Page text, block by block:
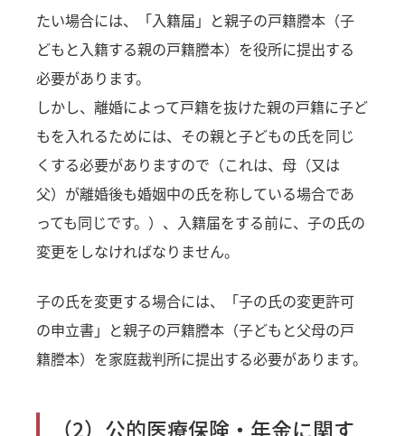
たい場合には、「入籍届」と親子の戸籍謄本（子
どもと入籍する親の戸籍謄本）を役所に提出する
必要があります。
しかし、離婚によって戸籍を抜けた親の戸籍に子ど
もを入れるためには、その親と子どもの氏を同じ
くする必要がありますので（これは、母（又は
父）が離婚後も婚姻中の氏を称している場合であ
っても同じです。）、入籍届をする前に、子の氏の
変更をしなければなりません。
子の氏を変更する場合には、「子の氏の変更許可
の申立書」と親子の戸籍謄本（子どもと父母の戸
籍謄本）を家庭裁判所に提出する必要があります。
（2）公的医療保険・年金に関す